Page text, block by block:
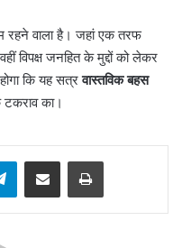
वाला है। जहां एक तरफ
विपक्ष जनहित के मुद्दों को लेकर
कि यह सत्रवास्तविक बहस
टकराव का।
TelegramShare via Email Print